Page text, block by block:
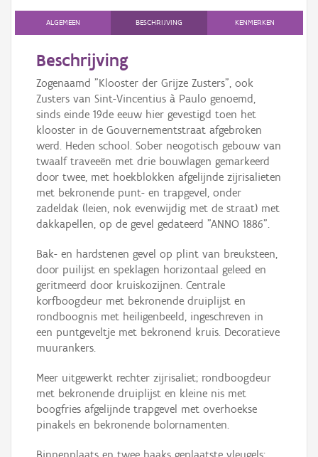
ALGEMEEN BESCHRIJVING KENMERKEN
Beschrijving
Zogenaamd "Klooster der Grijze Zusters", ook
Zusters van Sint-Vincentius à Paulo genoemd,
sinds einde 19de eeuw hier gevestigd toen het
klooster in de Gouvernementstraat afgebroken
werd. Heden school. Sober neogotisch gebouw van
twaalf traveeën met drie bouwlagen gemarkeerd
door twee, met hoekblokken afgelijnde zijrisalieten
met bekronende punt- en trapgevel, onder
zadeldak (leien, nok evenwijdig met de straat) met
dakkapellen, op de gevel gedateerd "ANNO 1886".
Bak- en hardstenen gevel op plint van breuksteen,
door puilijst en speklagen horizontaal geleed en
geritmeerd door kruiskozijnen. Centrale
korfboogdeur met bekronende druiplijst en
rondboognis met heiligenbeeld, ingeschreven in
een puntgeveltje met bekronend kruis. Decoratieve
muurankers.
Meer uitgewerkt rechter zijrisaliet; rondboogdeur
met bekronende druiplijst en kleine nis met
boogfries afgelijnde trapgevel met overhoekse
pinakels en bekronende bolornamenten.